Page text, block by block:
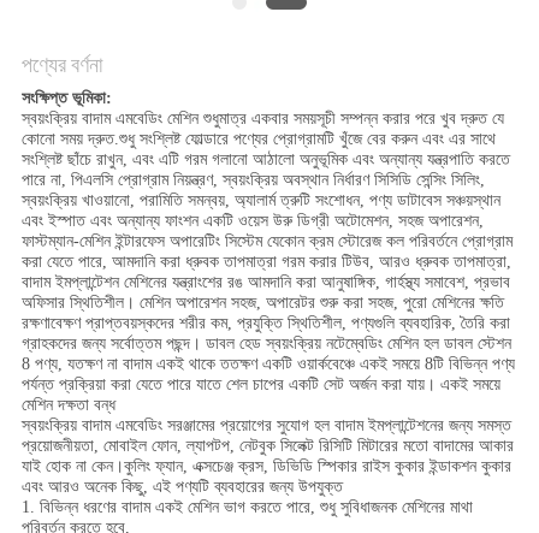
সাইট
ম্যাপ
PRIVACY
POLICY
পণ্যের বর্ণনা
সংক্ষিপ্ত ভূমিকা:
স্বয়ংক্রিয় বাদাম এমবেডিং মেশিন শুধুমাত্র একবার সময়সূচী সম্পন্ন করার পরে খুব দ্রুত যে
কোনো সময় দ্রুত.শুধু সংশ্লিষ্ট ফোল্ডারে পণ্যের প্রোগ্রামটি খুঁজে বের করুন এবং এর সাথে
সংশ্লিষ্ট ছাঁচে রাখুন, এবং এটি গরম গলানো আঠালো অনুভূমিক এবং অন্যান্য যন্ত্রপাতি করতে
পারে না, পিএলসি প্রোগ্রাম নিয়ন্ত্রণ, স্বয়ংক্রিয় অবস্থান নির্ধারণ সিসিডি সেন্সিং সিলিং,
স্বয়ংক্রিয় খাওয়ানো, পরামিতি সমন্বয়, অ্যালার্ম ত্রুটি সংশোধন, পণ্য ডাটাবেস সঞ্চয়স্থান
এবং ইস্পাত এবং অন্যান্য ফাংশন একটি ওয়েস উরু ডিগ্রী অটোমেশন, সহজ অপারেশন,
ফাস্টম্যান-মেশিন ইন্টারফেস অপারেটিং সিস্টেম যেকোন ক্রম স্টোরেজ কল পরিবর্তনে প্রোগ্রাম
করা যেতে পারে, আমদানি করা ধ্রুবক তাপমাত্রা গরম করার টিউব, আরও ধ্রুবক তাপমাত্রা,
বাদাম ইমপ্লান্টেশন মেশিনের যন্ত্রাংশের রঙ আমদানি করা আনুষাঙ্গিক, গার্হস্থ্য সমাবেশ, প্রভাব
অফিসার স্থিতিশীল। মেশিন অপারেশন সহজ, অপারেটর শুরু করা সহজ, পুরো মেশিনের ক্ষতি
রক্ষণাবেক্ষণ প্রাপ্তবয়স্কদের শরীর কম, প্রযুক্তি স্থিতিশীল, পণ্যগুলি ব্যবহারিক, তৈরি করা
গ্রাহকদের জন্য সর্বোত্তম পছন্দ। ডাবল হেড স্বয়ংক্রিয় নটেম্বেডিং মেশিন হল ডাবল স্টেশন
8 পণ্য, যতক্ষণ না বাদাম একই থাকে ততক্ষণ একটি ওয়ার্কবেঞ্চে একই সময়ে 8টি বিভিন্ন পণ্য
পর্যন্ত প্রক্রিয়া করা যেতে পারে যাতে শেল চাপের একটি সেট অর্জন করা যায়। একই সময়ে
মেশিন দক্ষতা বন্ধ
স্বয়ংক্রিয় বাদাম এমবেডিং সরঞ্জামের প্রয়োগের সুযোগ হল বাদাম ইমপ্লান্টেশনের জন্য সমস্ত
প্রয়োজনীয়তা, মোবাইল ফোন, ল্যাপটপ, নেটবুক সিলেক্ট রিসিটি মিটারের মতো বাদামের আকার
যাই হোক না কেন।কুলিং ফ্যান, এক্সচেঞ্জ ক্রস, ডিভিডি স্পিকার রাইস কুকার ইন্ডাকশন কুকার
এবং আরও অনেক কিছু, এই পণ্যটি ব্যবহারের জন্য উপযুক্ত
1. বিভিন্ন ধরণের বাদাম একই মেশিন ভাগ করতে পারে, শুধু সুবিধাজনক মেশিনের মাথা
পরিবর্তন করতে হবে,